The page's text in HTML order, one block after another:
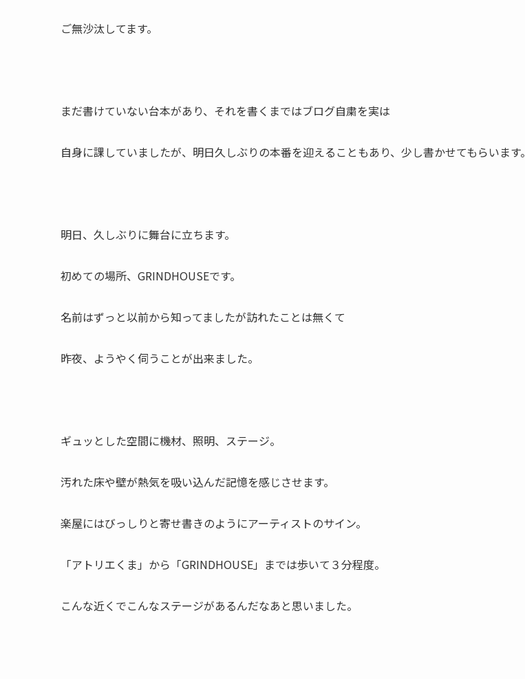
ご無沙汰してます。
まだ書けていない台本があり、それを書くまではブログ自粛を実は
自身に課していましたが、明日久しぶりの本番を迎えることもあり、少し書かせてもらいます。
明日、久しぶりに舞台に立ちます。
初めての場所、GRINDHOUSEです。
名前はずっと以前から知ってましたが訪れたことは無くて
昨夜、ようやく伺うことが出来ました。
ギュッとした空間に機材、照明、ステージ。
汚れた床や壁が熱気を吸い込んだ記憶を感じさせます。
楽屋にはびっしりと寄せ書きのようにアーティストのサイン。
「アトリエくま」から「GRINDHOUSE」までは歩いて３分程度。
こんな近くでこんなステージがあるんだなあと思いました。